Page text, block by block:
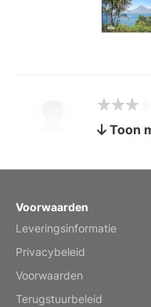
by charles
TheToon
Voorwaarden
Leveringsinformatie
Privacybeleid
Voorwaarden
Terugstuurbeleid